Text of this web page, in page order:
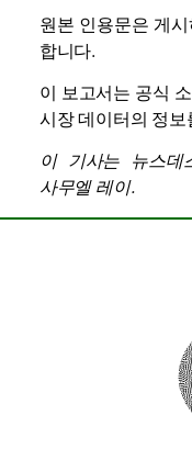
원본 인용문은 게
합니다.
이 보고서는 공식
시장 데이터의 정
이 기사는 뉴스데
사무엘 레이.